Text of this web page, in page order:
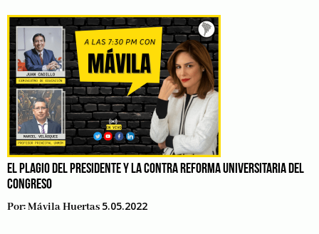
EL PLAGIO DEL PRESIDENTE Y LA CONTRA REFORMA UNIVERSITARIA DEL
CONGRESO
Por:Mávila Huertas 5.05.2022